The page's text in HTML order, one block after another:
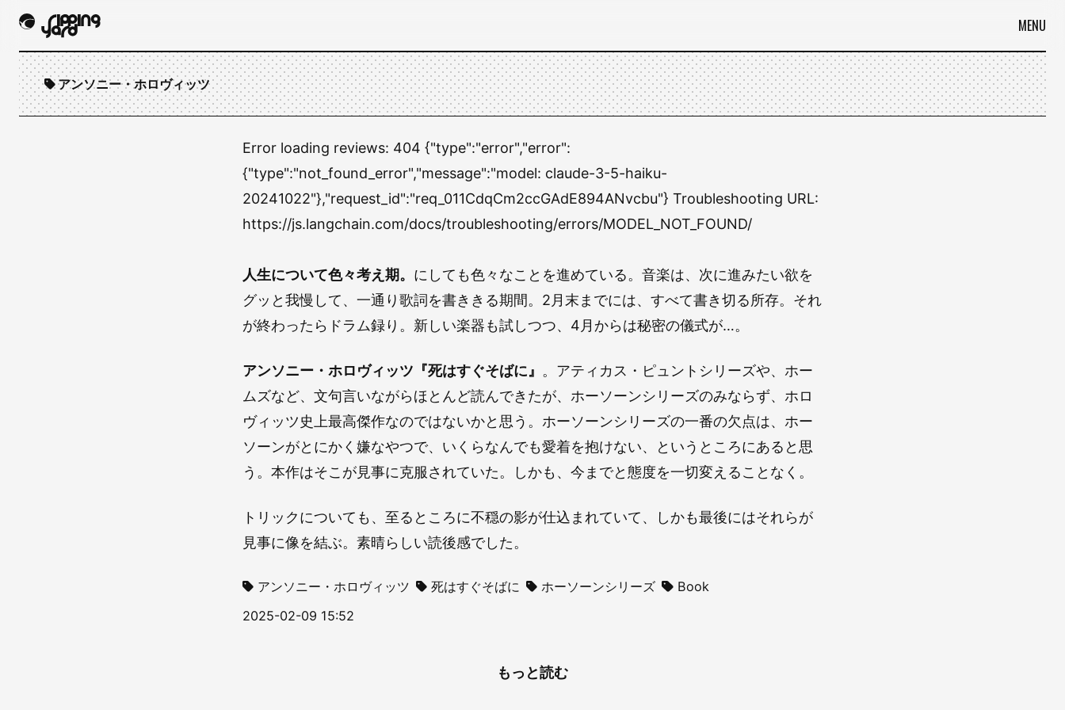
MENU
アンソニー・ホロヴィッツ
Error loading reviews: 404 {"type":"error","error":
{"type":"not_found_error","message":"model: claude-3-5-haiku-
20241022"},"request_id":"req_011CdqCm2ccGAdE894ANvcbu"} Troubleshooting URL:
https://js.langchain.com/docs/troubleshooting/errors/MODEL_NOT_FOUND/
人生について色々考え期。 にしても色々なことを進めている。音楽は、次に進みたい欲を
グッと我慢して、一通り歌詞を書ききる期間。2月末までには、すべて書き切る所存。それ
が終わったらドラム録り。新しい楽器も試しつつ、4月からは秘密の儀式が…。
アンソニー・ホロヴィッツ『死はすぐそばに』 。アティカス・ピュントシリーズや、ホー
ムズなど、文句言いながらほとんど読んできたが、ホーソーンシリーズのみならず、ホロ
ヴィッツ史上最高傑作なのではないかと思う。ホーソーンシリーズの一番の欠点は、ホー
ソーンがとにかく嫌なやつで、いくらなんでも愛着を抱けない、というところにあると思
う。本作はそこが見事に克服されていた。しかも、今までと態度を一切変えることなく。
トリックについても、至るところに不穏の影が仕込まれていて、しかも最後にはそれらが
見事に像を結ぶ。素晴らしい読後感でした。
アンソニー・ホロヴィッツ 死はすぐそばに ホーソーンシリーズ
Book
2025-02-09 15:52
もっと読む